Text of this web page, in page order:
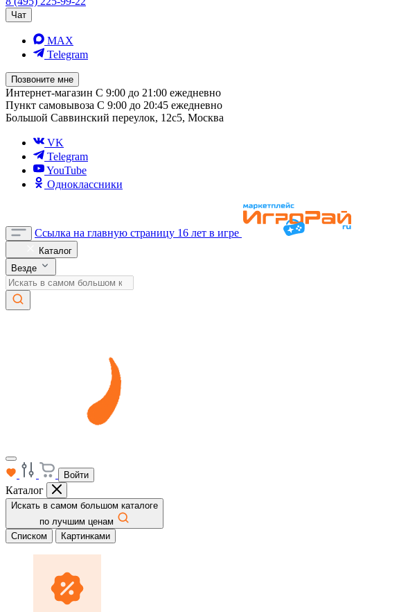
Чат
MAX
Telegram
Позвоните мне
Интернет-магазин С 9:00 до 21:00 ежедневно
Пункт самовывоза С 9:00 до 20:45 ежедневно
Большой Саввинский переулок, 12с5, Москва
VK
Telegram
YouTube
Одноклассники
Ссылка на главную страницу 16 лет в игре
Каталог
Везде
Войти
Каталог
Искать в самом большом каталоге
по лучшим ценам
Списком
Картинками